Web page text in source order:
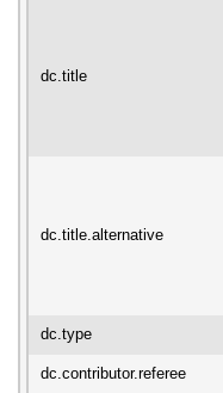
dc.title
dc.title.alternative
dc.type
dc.contributor.referee